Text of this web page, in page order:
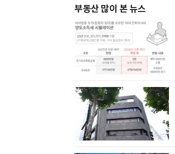
부동산 많이 본 뉴스